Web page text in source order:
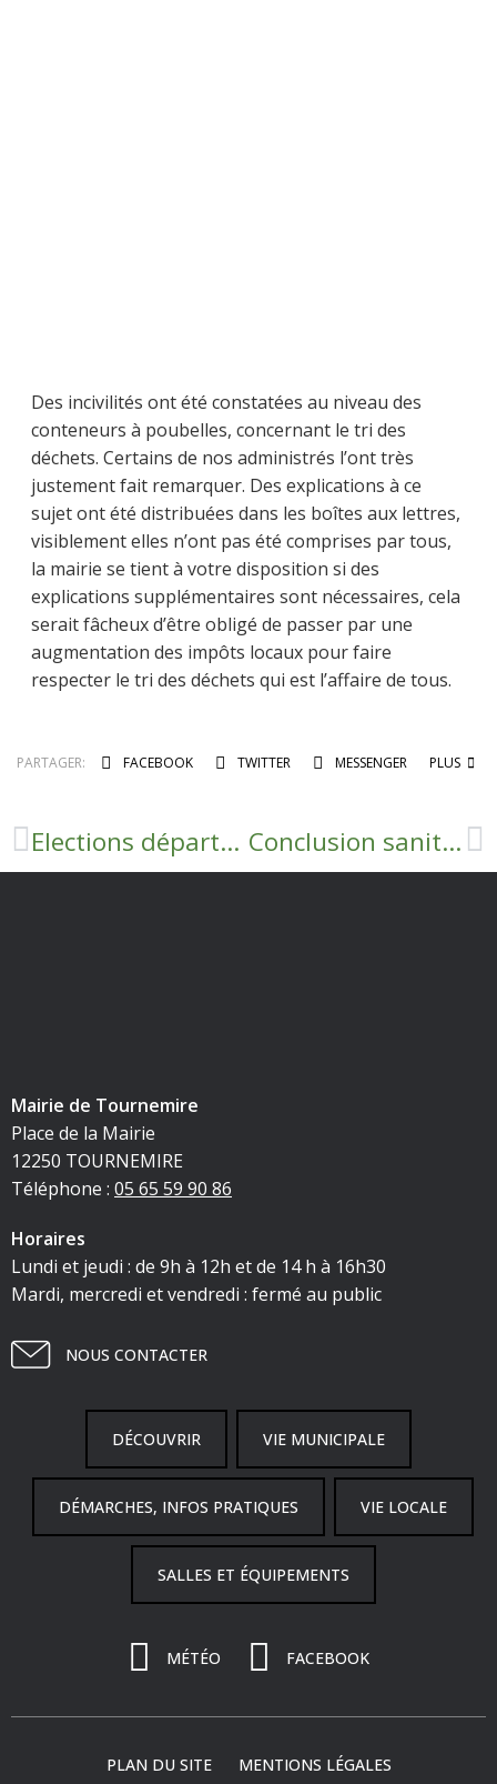
Des incivilités ont été constatées au niveau des
conteneurs à poubelles, concernant le tri des
déchets. Certains de nos administrés l’ont très
justement fait remarquer. Des explications à ce
sujet ont été distribuées dans les boîtes aux lettres,
visiblement elles n’ont pas été comprises par tous,
la mairie se tient à votre disposition si des
explications supplémentaires sont nécessaires, cela
serait fâcheux d’être obligé de passer par une
augmentation des impôts locaux pour faire
respecter le tri des déchets qui est l’affaire de tous.
PARTAGER: FACEBOOK TWITTER MESSENGER PLUS
Elections départementales et régionales 2021 – Inscriptions sur les listes électorales – Conclusion sanitaire eau de Tournemire
Mairie de Tournemire
Place de la Mairie
12250 TOURNEMIRE
Téléphone : 05 65 59 90 86
Horaires
Lundi et jeudi : de 9h à 12h et de 14 h à 16h30
Mardi, mercredi et vendredi : fermé au public
NOUS CONTACTER
DÉCOUVRIR VIE MUNICIPALE
DÉMARCHES, INFOS PRATIQUES VIE LOCALE
SALLES ET ÉQUIPEMENTS
MÉTÉO FACEBOOK
PLAN DU SITE MENTIONS LÉGALES